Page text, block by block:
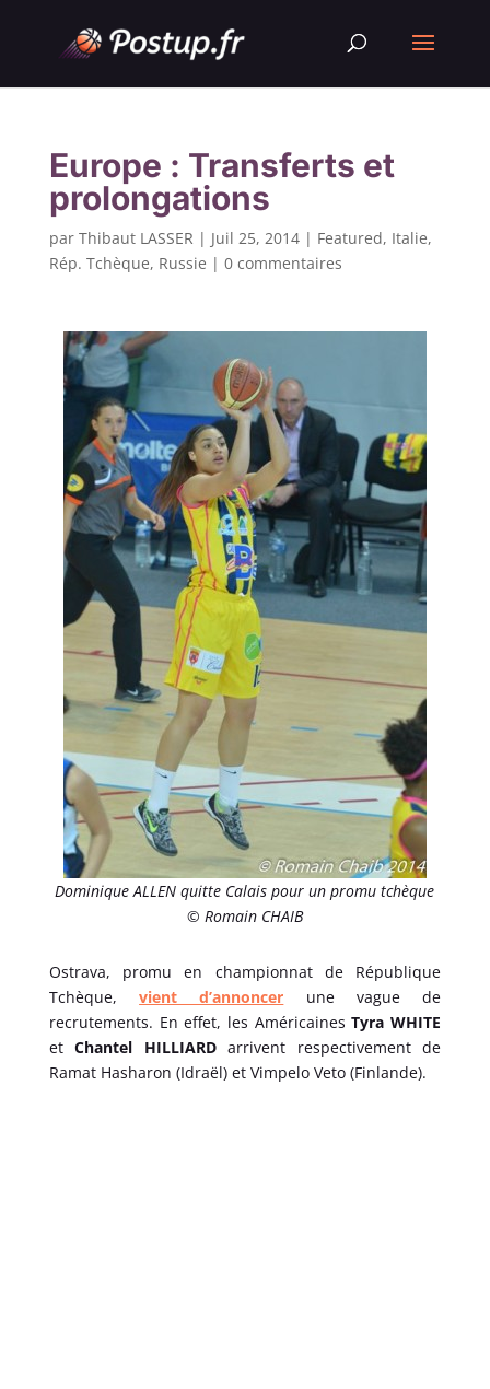
Europe : Transferts et
prolongations
par Thibaut LASSER | Juil 25, 2014| Featured, Italie,
Rép. Tchèque, Russie | 0 commentaires
Dominique ALLEN quitte Calais pour un promu tchèque
© Romain CHAIB
Ostrava, promu en championnat de République
Tchèque,vient d’annoncer une vague de
recrutements. En effet, les AméricainesTyra WHITE
etChantel HILLIARDarrivent respectivement de
Ramat Hasharon (Idraël) et Vimpelo Veto (Finlande).